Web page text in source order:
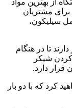
برای مشتریان
سیلیکون،
تا در هنگام
شیکر
قرار دارد.
کرد که با دو بار